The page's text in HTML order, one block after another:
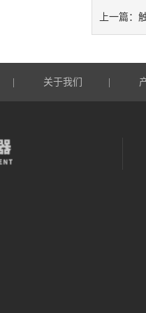
上一篇：
关于我们